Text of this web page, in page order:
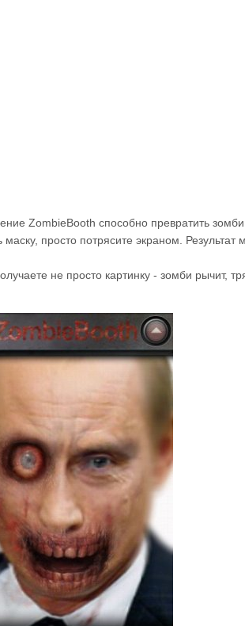
ZombieBooth способно превратить
маску, просто потрясите экраном.
не просто картинку - зомби рычит,